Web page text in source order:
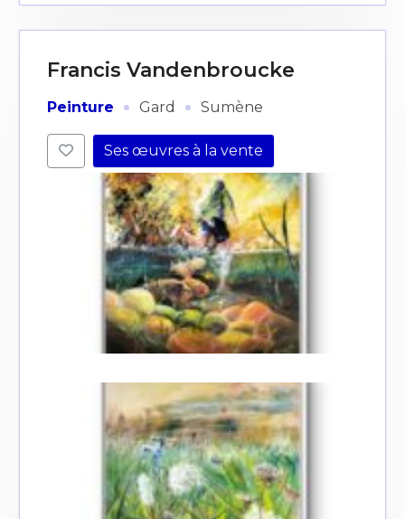
Francis Vandenbroucke
Peinture · Gard · Sumène
Ses œuvres à la vente